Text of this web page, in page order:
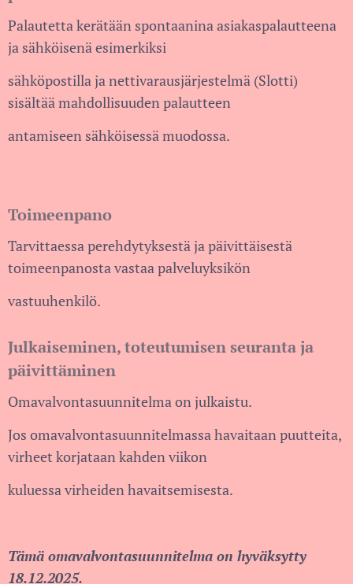
Palautetta kerätään spontaanina asiakaspalautteena
ja sähköisenä esimerkiksi
sähköpostilla ja nettivarausjärjestelmä (Slotti)
sisältää mahdollisuuden palautteen
antamiseen sähköisessä muodossa.
Toimeenpano
Tarvittaessa perehdytyksestä ja päivittäisestä
toimeenpanosta vastaa palveluyksikön
vastuuhenkilö.
Julkaiseminen, toteutumisen seuranta ja
päivittäminen
Omavalvontasuunnitelma on julkaistu.
Jos omavalvontasuunnitelmassa havaitaan puutteita,
virheet korjataan kahden viikon
kuluessa virheiden havaitsemisesta.
Tämä omavalvontasuunnitelma on hyväksytty
18.12.2025.